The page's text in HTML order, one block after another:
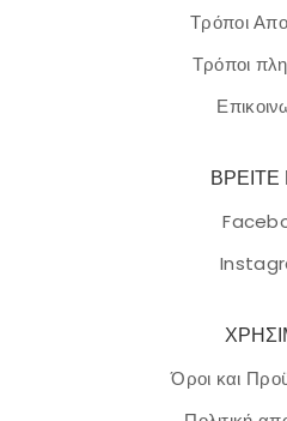
Τρόποι
Τρόποι
Όροι και